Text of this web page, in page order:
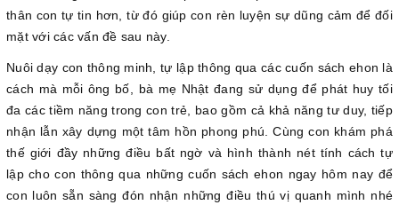
thân con tự tin hơn, từ đó giúp con rèn luyện sự dũng cảm để đối
mặt với các vấn đề sau này.
Nuôi dạy con thông minh, tự lập thông qua các cuốn sách ehon là
cách mà mỗi ông bố, bà mẹ Nhật đang sử dụng để phát huy tối
đa các tiềm năng trong con trẻ, bao gồm cả khả năng tư duy, tiếp
nhận lẫn xây dựng một tâm hồn phong phú. Cùng con khám phá
thế giới đầy những điều bất ngờ và hình thành nét tính cách tự
lập cho con thông qua những cuốn sách ehon ngay hôm nay để
con luôn sẵn sàng đón nhận những điều thú vị quanh mình nhé